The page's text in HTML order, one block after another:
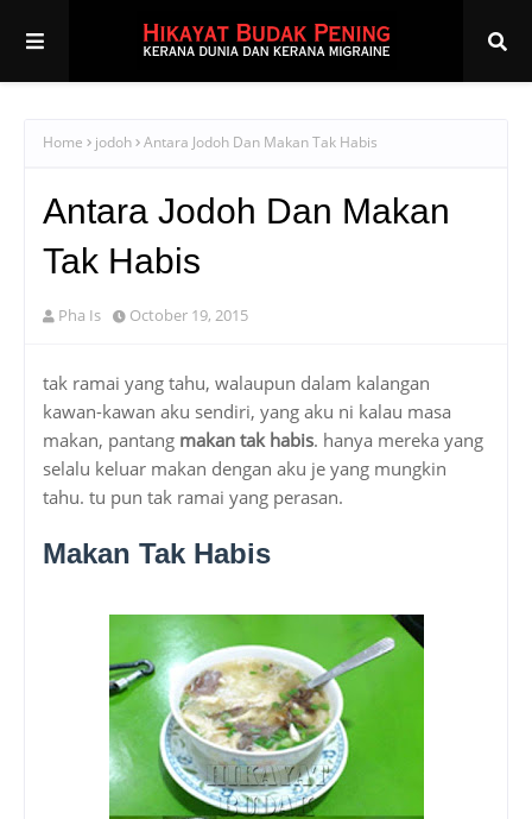
Home jodoh Antara Jodoh Dan Makan Tak Habis
Antara Jodoh Dan Makan
Tak Habis
Pha Is October 19, 2015
tak ramai yang tahu, walaupun dalam kalangan
kawan-kawan aku sendiri, yang aku ni kalau masa
makan, pantang makan tak habis. hanya mereka yang
selalu keluar makan dengan aku je yang mungkin
tahu. tu pun tak ramai yang perasan.
Makan Tak Habis